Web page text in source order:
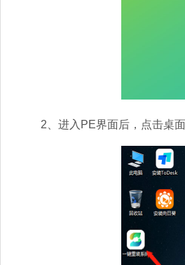
2、进入PE界面后，点击桌面